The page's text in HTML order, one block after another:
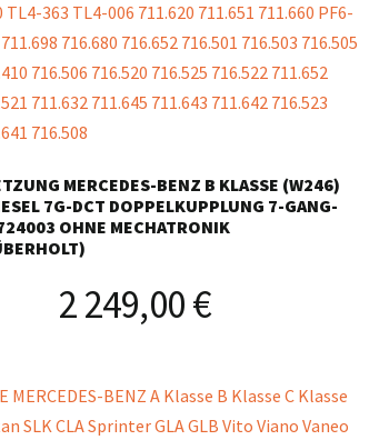
MERCEDES-BENZ B KLASSE (W246)
7G-DCT DOPPELKUPPLUNG 7-GANG-
OHNE MECHATRONIK
2 249,00€